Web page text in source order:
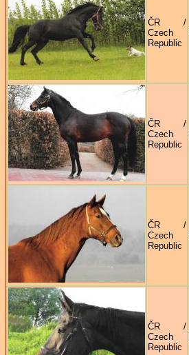
ČR /
Czech
Republic
ČR /
Czech
Republic
ČR /
Czech
Republic
ČR /
Czech
Republic